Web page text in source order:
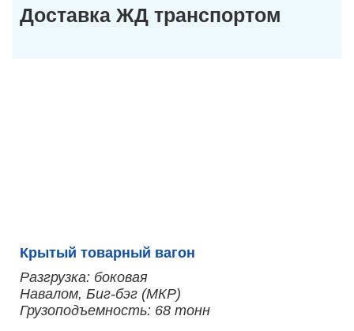
Доставка ЖД транспортом
Крытый товарный вагон
Разгрузка: боковая
Навалом, Биг-бэг (МКР)
Грузоподъемность: 68 тонн